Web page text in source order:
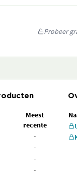
Probeer
Meest
recente
-
-
-
-